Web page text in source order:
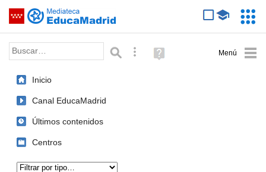
Saltar navegación
Palabra o frase: Búsqueda avanzada
Ayuda
(en
Inicio
Canal EducaMadrid
Últimos contenidos
Centros